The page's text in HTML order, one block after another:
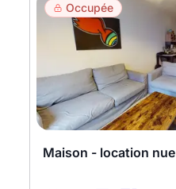
Occupée
Maison - location nue